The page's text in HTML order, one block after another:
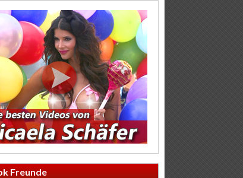
Freunde